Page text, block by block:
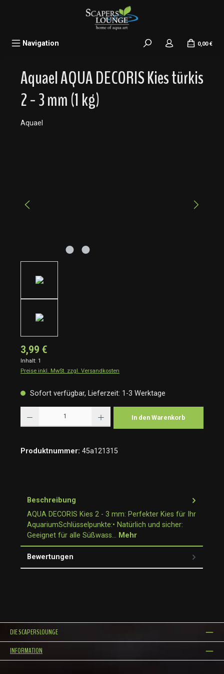
Navigation 0,00 €
Aquael AQUA DECORIS Kies türkis
2 - 3 mm (1 kg)
Aquael
3,99 €
Inhalt: 1
Preise inkl. MwSt. zzgl. Versandkosten
Sofort verfügbar, Lieferzeit: 1-3 Werktage
In den Warenkorb
Produktnummer: 45a121315
Beschreibung
AQUA DECORIS Kies 2 - 3 mm: Perfekter Kies für Ihr
AquariumSchlüsselpunkte:• Natürlich und sicher:
Geeignet für alle Süßwass… Mehr
Bewertungen
DIE SCAPERSLOUNGE
INFORMATION